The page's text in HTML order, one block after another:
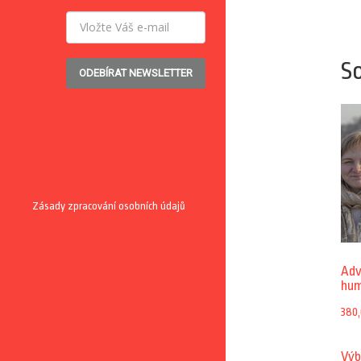
ODEBÍRAT NEWSLETTER
Zásady zpracování osobních údajů